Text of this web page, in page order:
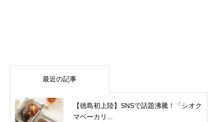
最近の記事
【徳島初上陸】SNSで話題沸騰！「シオク
マベーカリ...